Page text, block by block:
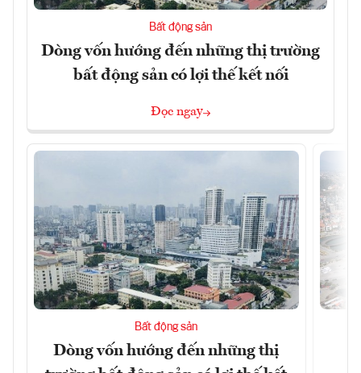
Bất động sản
Dòng vốn hướng đến những thị trường
bất động sản có lợi thế kết nối
Đọc ngay
Bất động sản
Dòng vốn hướng đến những thị